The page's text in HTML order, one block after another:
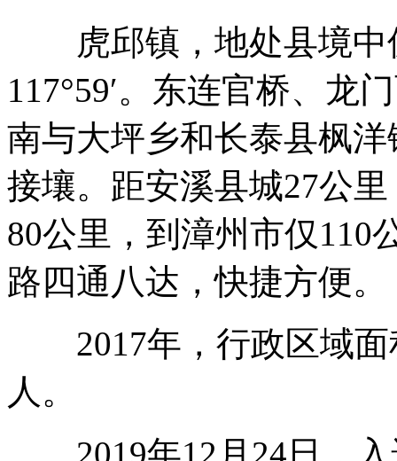
虎邱镇，地处县境中
117°59′。东连官桥、龙
南与大坪乡和长泰县枫
接壤。距安溪县城27公
80公里，到漳州市仅110
路四通八达，快捷方便。
2017年，行政区域面
人。
2019年12月24日，入